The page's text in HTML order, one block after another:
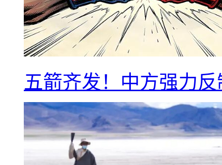
五箭齐发！中方强力